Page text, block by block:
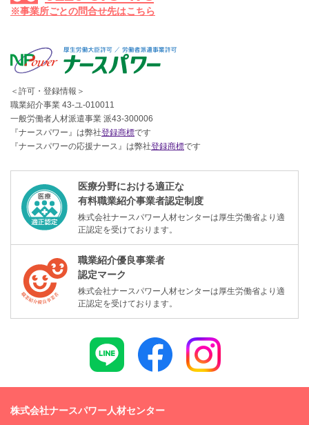
※事業所ごとの問合せ先はこちら
＜許可・登録情報＞
職業紹介事業 43-ユ-010011
一般労働者人材派遣事業 派43-300006
『ナースパワー』は弊社登録商標です
『ナースパワーの応援ナース』は弊社登録商標です
医療分野における適正な
有料職業紹介事業者認定制度
株式会社ナースパワー人材センターは厚生労働省より適
正認定を受けております。
職業紹介優良事業者
認定マーク
株式会社ナースパワー人材センターは厚生労働省より適
正認定を受けております。
株式会社ナースパワー人材センター